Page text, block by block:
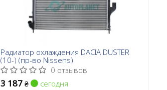
Радиатор охлаждения DACIA DUSTER
(10-) (пр-во Nissens)
0 отзывов
3 187₴
сегодня